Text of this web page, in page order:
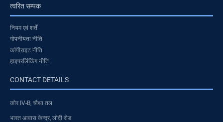
त्वरित सम्पक
नियम एवं शर्तें
गोपनीयता नीति
कॉपीराइट नीति
हाइपरलिंकिंग नीति
CONTACT DETAILS
कोर IV-B, चौथा तल
भारत आवास केन्द्र, लोदी रोड